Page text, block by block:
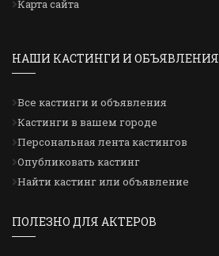
Карта сайта
НАШИ КАСТИНГИ И ОБЪЯВЛЕНИЯ
Все кастинги и объявления
Кастинги в вашем городе
Персональная лента кастингов
Опубликовать кастинг
Найти кастинг или объявление
ПОЛЕЗНО ДЛЯ АКТЕРОВ